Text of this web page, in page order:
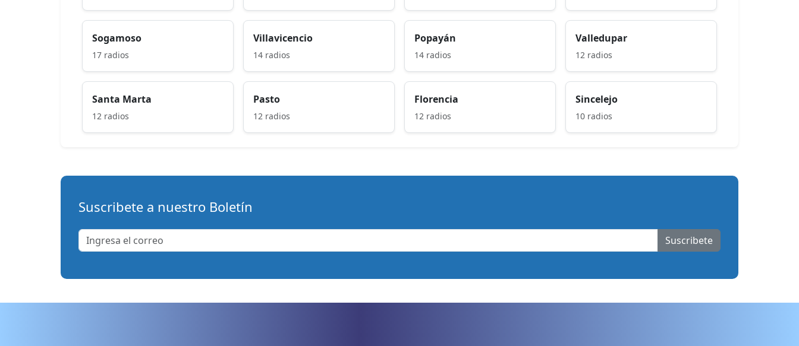
Sogamoso
17 radios
Villavicencio
14 radios
Popayán
14 radios
Valledupar
12 radios
Santa Marta
12 radios
Pasto
12 radios
Florencia
12 radios
Sincelejo
10 radios
Suscribete a nuestro Boletín
Suscribete